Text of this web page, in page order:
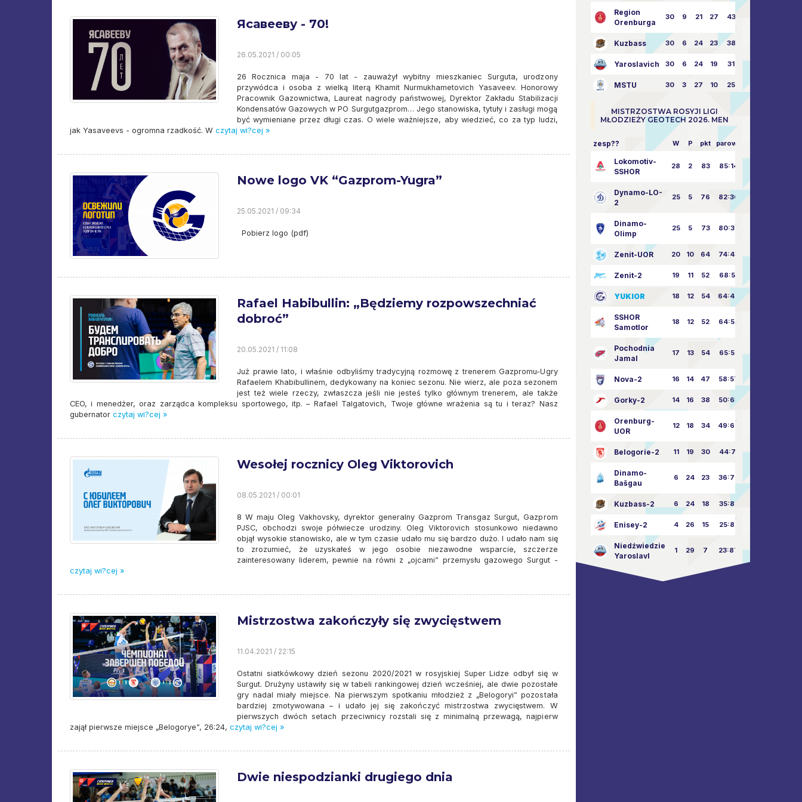
Ясавееву - 70!
26.05.2021 / 00:05
26 Rocznica maja - 70 lat - zauważył wybitny mieszkaniec Surguta, urodzony
przywódca i osoba z wielką literą Khamit Nurmukhametovich Yasaveev. Honorowy
Pracownik Gazownictwa, Laureat nagrody państwowej, Dyrektor Zakładu Stabilizacji
Kondensatów Gazowych w PO Surgutgazprom… Jego stanowiska, tytuły i zasługi mogą
być wymieniane przez długi czas. O wiele ważniejsze, aby wiedzieć, co za typ ludzi,
jak Yasaveevs - ogromna rzadkość. W czytaj wi?cej »
Nowe logo VK “Gazprom-Yugra”
25.05.2021 / 09:34
Pobierz logo (pdf)
Rafael Habibullin: „Będziemy rozpowszechniać
dobroć”
20.05.2021 / 11:08
Już prawie lato, i właśnie odbyliśmy tradycyjną rozmowę z trenerem Gazpromu-Ugry
Rafaelem Khabibullinem, dedykowany na koniec sezonu. Nie wierz, ale poza sezonem
jest też wiele rzeczy, zwłaszcza jeśli nie jesteś tylko głównym trenerem, ale także
CEO, i menedżer, oraz zarządca kompleksu sportowego, itp. – Rafael Talgatovich, Twoje główne wrażenia są tu i teraz? Nasz
gubernator czytaj wi?cej »
Wesołej rocznicy Oleg Viktorovich
08.05.2021 / 00:01
8 W maju Oleg Vakhovsky, dyrektor generalny Gazprom Transgaz Surgut, Gazprom
PJSC, obchodzi swoje półwiecze urodziny. Oleg Viktorovich stosunkowo niedawno
objął wysokie stanowisko, ale w tym czasie udało mu się bardzo dużo. I udało nam się
to zrozumieć, że uzyskałeś w jego osobie niezawodne wsparcie, szczerze
zainteresowany liderem, pewnie na równi z „ojcami” przemysłu gazowego Surgut -
czytaj wi?cej »
Mistrzostwa zakończyły się zwycięstwem
11.04.2021 / 22:15
Ostatni siatkówkowy dzień sezonu 2020/2021 w rosyjskiej Super Lidze odbył się w
Surgut. Drużyny ustawiły się w tabeli rankingowej dzień wcześniej, ale dwie pozostałe
gry nadal miały miejsce. Na pierwszym spotkaniu młodzież z „Belogoryi” pozostała
bardziej zmotywowana – i udało jej się zakończyć mistrzostwa zwycięstwem. W
pierwszych dwóch setach przeciwnicy rozstali się z minimalną przewagą, najpierw
zajął pierwsze miejsce „Belogorye”, 26:24, czytaj wi?cej »
Dwie niespodzianki drugiego dnia
Region
Orenburga
30 9 21 27 43:73
Kuzbass 30 6 24 23 38:76
Yaroslavich 30 6 24 19 31:80
MSTU 30 3 27 10 25:87
MISTRZOSTWA ROSYJI LIGI
MŁODZIEŻY GEOTECH 2026. MEN
zesp?? W P pkt parowy
Lokomotiv-
SSHOR
28 2 83 85:14
Dynamo-LO-
2
25 5 76 82:30
Dinamo-
Olimp
25 5 73 80:32
Zenit-UOR 20 10 64 74:43
Zenit-2 19 11 52 68:51
YUKIOR 18 12 54 64:46
SSHOR
Samotlor
18 12 52 64:50
Pochodnia
Jamal
17 13 54 65:52
Nova-2 16 14 47 58:57
Gorky-2 14 16 38 50:63
Orenburg-
UOR
12 18 34 49:67
Belogorie-2 11 19 30 44:71
Dinamo-
Bašgau
6 24 23 36:75
Kuzbass-2 6 24 18 35:82
Enisey-2 4 26 15 25:82
Niedźwiedzie
Yaroslavl
1 29 7 23:87